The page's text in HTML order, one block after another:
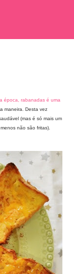
época, rabanadas é uma
maneira. Desta vez
(mas é só mais um
não são fritas).